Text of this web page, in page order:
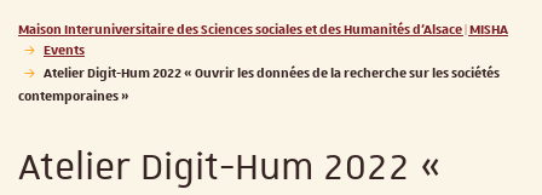
Vous êtes ici :
Maison Interuniversitaire des Sciences sociales et des Humanités d'Alsace | MISHA
Events
Atelier Digit-Hum 2022 « Ouvrir les données de la recherche sur les sociétés
contemporaines »
Atelier Digit-Hum 2022 «